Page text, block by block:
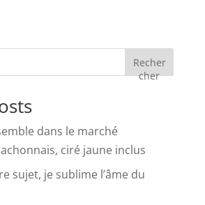
Recher
cher
dans le marché
ciré jaune inclus
sujet, je sublime l’âme du